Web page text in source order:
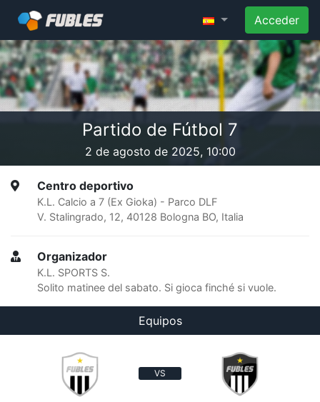
Acceder
Partido de Fútbol 7
2 de agosto de 2025, 10:00
Centro deportivo
K.L. Calcio a 7 (Ex Gioka) - Parco DLF
V. Stalingrado, 12, 40128 Bologna BO, Italia
Organizador
K.L. SPORTS S.
Solito matinee del sabato. Si gioca finché si vuole.
Equipos
VS